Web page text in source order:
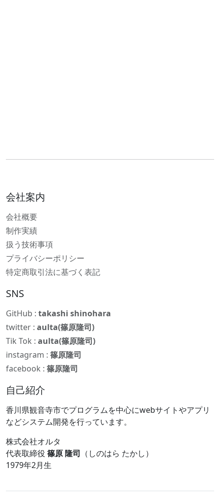
会社案内
会社概要
制作実績
扱う技術事項
プライバシーポリシー
特定商取引法に基づく表記
SNS
GitHub : takashi shinohara
twitter : aulta(篠原隆司)
Tik Tok : aulta(篠原隆司)
instagram : 篠原隆司
facebook : 篠原隆司
自己紹介
香川県観音寺市でプログラムを中心にwebサイトやアプリ
などシステム開発を行っています。
株式会社オルタ
代表取締役 篠原 隆司 （しのはら たかし）
1979年2月生